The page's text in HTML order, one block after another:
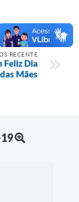
RECENTE
Feliz Dia
das Mães